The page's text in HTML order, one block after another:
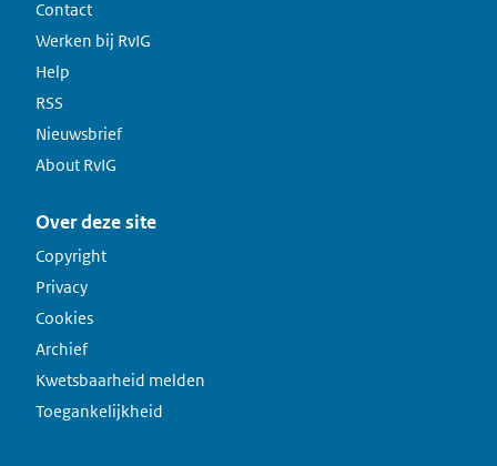
Contact
Werken bij RvIG
Help
RSS
Nieuwsbrief
About RvIG
Over deze site
Copyright
Privacy
Cookies
Archief
Kwetsbaarheid melden
Toegankelijkheid